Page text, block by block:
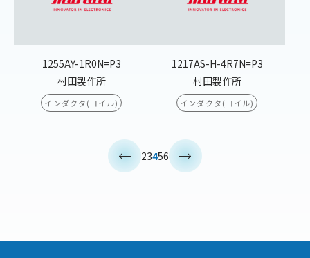
1255AY-1R0N=P3
村田製作所
インダクタ(コイル)
1217AS-H-4R7N=P3
村田製作所
インダクタ(コイル)
23456